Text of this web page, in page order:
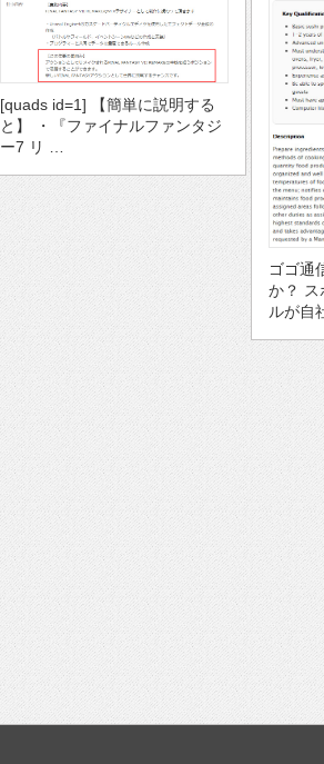
[quads id=1] 【簡単に説明する
と】 ・『ファイナルファンタジ
ー7 リ …
ゴゴ通
か？ ス
ルが自